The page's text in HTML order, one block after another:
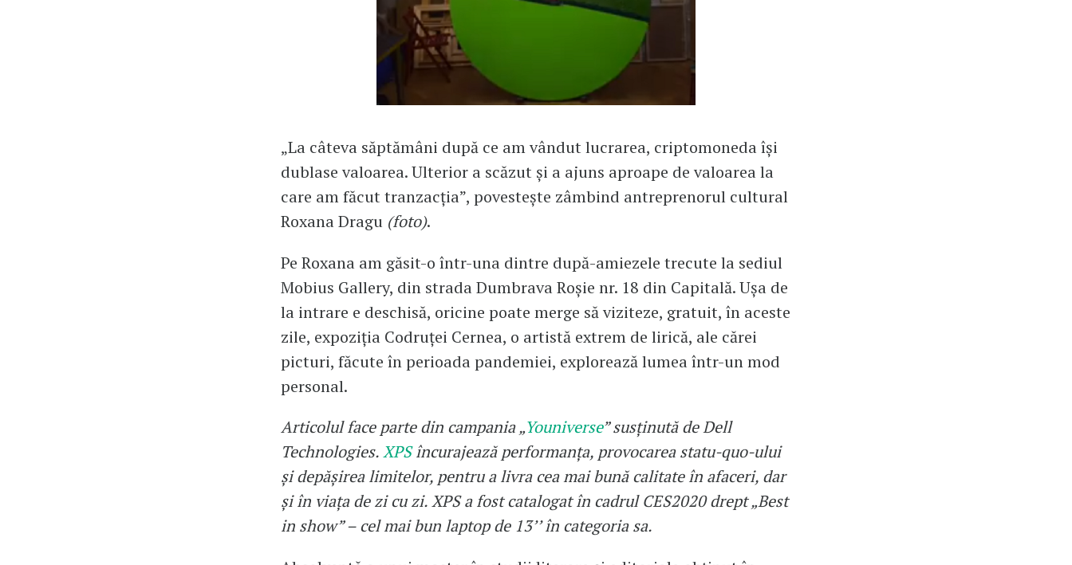
„La câteva săptămâni după ce am vândut lucrarea, criptomoneda își
dublase valoarea. Ulterior a scăzut și a ajuns aproape de valoarea la
care am făcut tranzacția”, povestește zâmbind antreprenorul cultural
Roxana Dragu (foto).
Pe Roxana am găsit-o într-una dintre după-amiezele trecute la sediul
Mobius Gallery, din strada Dumbrava Roșie nr. 18 din Capitală. Ușa de
la intrare e deschisă, oricine poate merge să viziteze, gratuit, în aceste
zile, expoziția Codruței Cernea, o artistă extrem de lirică, ale cărei
picturi, făcute în perioada pandemiei, explorează lumea într-un mod
personal.
Articolul face parte din campania „Youniverse” susținută de Dell
Technologies.XPSîncurajează performanța, provocarea statu-quo-ului
și depășirea limitelor, pentru a livra cea mai bună calitate în afaceri, dar
și în viața de zi cu zi. XPS a fost catalogat în cadrul CES2020 drept „Best
in show” – cel mai bun laptop de 13’’ în categoria sa.